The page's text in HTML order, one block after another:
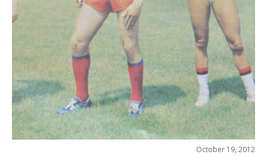
October 19, 2012